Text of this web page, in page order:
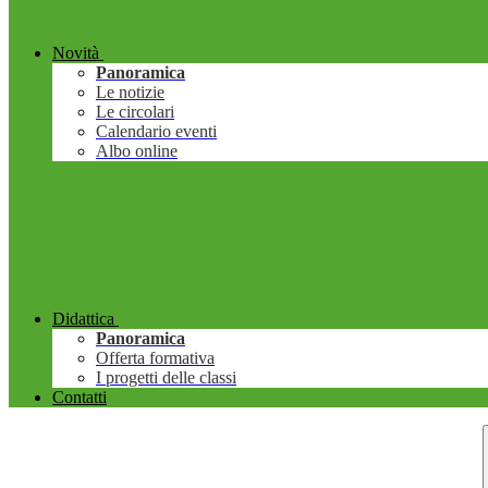
Novità
Panoramica
Le notizie
Le circolari
Calendario eventi
Albo online
Didattica
Panoramica
Offerta formativa
I progetti delle classi
Contatti